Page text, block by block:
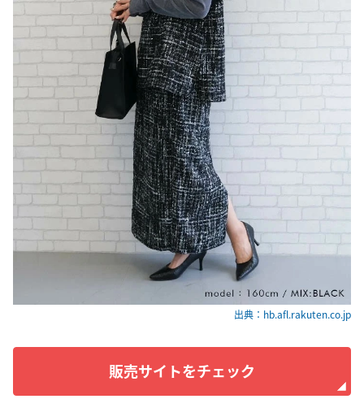
出典：hb.afl.rakuten.co.jp
販売サイトをチェック